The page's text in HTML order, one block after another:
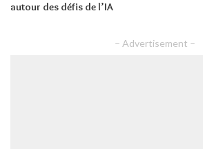
autour des défis de l’IA
– Advertisement –